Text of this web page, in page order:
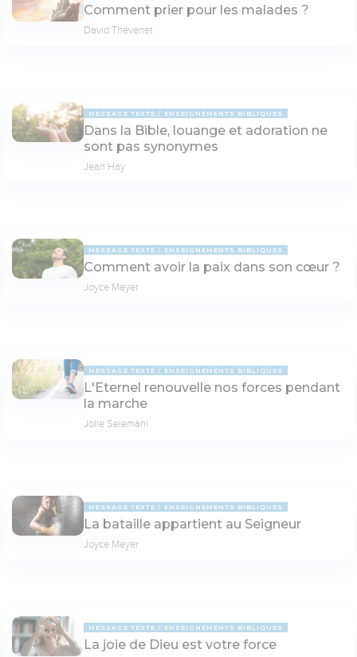
Comment prier pour les malades ?
David Thévenet
MESSAGE TEXTE ENSEIGNEMENTS BIBLIQUES
Dans la Bible, louange et adoration ne
sont pas synonymes
Jean Hay
MESSAGE TEXTE ENSEIGNEMENTS BIBLIQUES
Comment avoir la paix dans son cœur ?
Joyce Meyer
MESSAGE TEXTE ENSEIGNEMENTS BIBLIQUES
L'Eternel renouvelle nos forces pendant
la marche
Jolie Selemani
MESSAGE TEXTE ENSEIGNEMENTS BIBLIQUES
La bataille appartient au Seigneur
Joyce Meyer
MESSAGE TEXTE ENSEIGNEMENTS BIBLIQUES
La joie de Dieu est votre force